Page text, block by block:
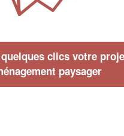
clics votre
paysager